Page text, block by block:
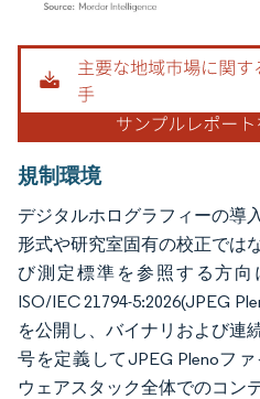
画像 © Mordor Intelligence。再利用に
規制環境
デジタルホログラフィーの導
形式や研究室固有の校正では
び測定標準を参照する方向
ISO/IEC 21794-5:2026(JPEG
を公開し、バイナリおよび連
号を定義してJPEG Plenoフ
ウェアスタック全体でのコン